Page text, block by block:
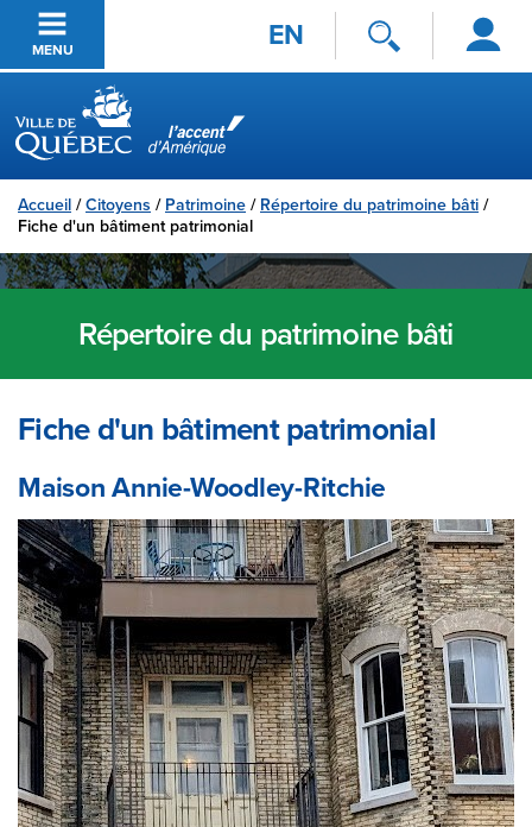
Passer au contenu principal
MENU EN
Se
connecter
Ville de Québec
Accueil /Citoyens / Patrimoine / Répertoire du patrimoine bâti /
Fiche d'un bâtiment patrimonial
Répertoire du patrimoine bâti
Fiche d'un bâtiment patrimonial
Maison Annie-Woodley-Ritchie